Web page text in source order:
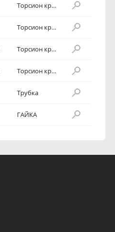
Торсион крышки багажника
Торсион крышки багажника
Торсион крышки багажника
Торсион крышки багажника
Трубка
ГАЙКА